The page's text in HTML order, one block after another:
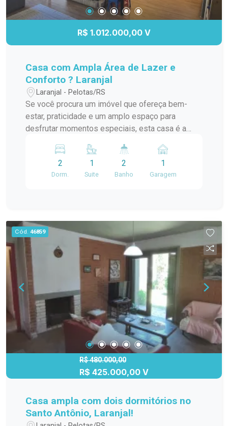
R$ 1.012.000,00 V
Casa com Ampla Área de Lazer e
Conforto ? Laranjal
Laranjal - Pelotas/RS
Se você procura um imóvel que ofereça bem-
estar, praticidade e um amplo espaço para
desfrutar momentos especiais, esta casa é a
excelente iluminação natural e uma área externa
perfeita para relaxar, ela proporciona qualidade
de vida em todos os detalhes. Características do
e família. Cozinha americana prática e moderna.
Mezanino charmoso com vista para a sala.
Piscina para aproveitar os dias quentes. Amplo
pátio arborizado, proporcionando tranquilidade e
contato com a natureza. Dormitórios e Banheiros:
2 quartos, sendo 1 suíte. 2 banheiros. Ambientes
bem distribuídos e com excelente iluminação
natural. Destaque da Localização: Localizada em
uma área tranquila e de fácil acesso, a casa
oferece o equilíbrio ideal entre privacidade e
comodidade, estando próxima a serviços
essenciais, comércios e vias que facilitam o dia
2
Dorm.
1
Suite
2
Banho
1
Garagem
Cód. 46859
R$ 480.000,00
R$ 425.000,00 V
Casa ampla com dois dormitórios no
Santo Antônio, Laranjal!